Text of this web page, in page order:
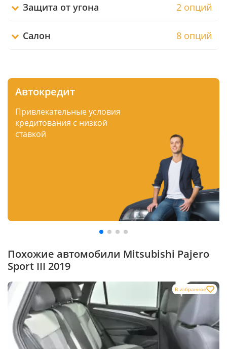
Защита от угона 2 опций
Салон 8 опций
Автокредит
Привлекательные условия
кредитования с низкой
ставкой
Похожие автомобили Mitsubishi Pajero
Sport III 2019
В избранное